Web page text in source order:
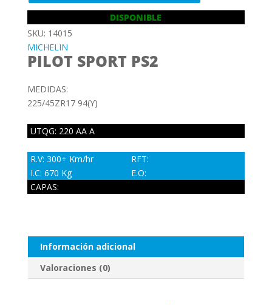
PILOT
PS2
cantidad
DISPONIBLE
SKU: 14015
MICHELIN
PILOT SPORT PS2
MEDIDAS:
225/45ZR17 94(Y)
UTQG: 220 AA A
R.V: 300+ Km/hr
RFT:
I.C: 670 Kg
E.O:
CAPAS:
Información adicional
Valoraciones (0)